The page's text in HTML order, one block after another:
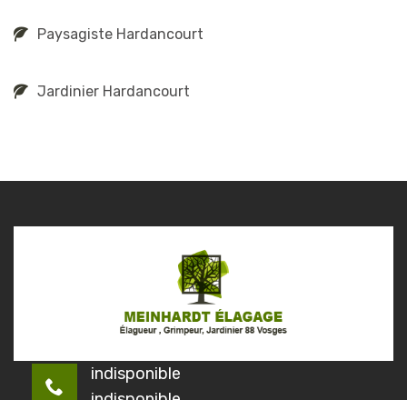
Paysagiste Hardancourt
Jardinier Hardancourt
indisponible